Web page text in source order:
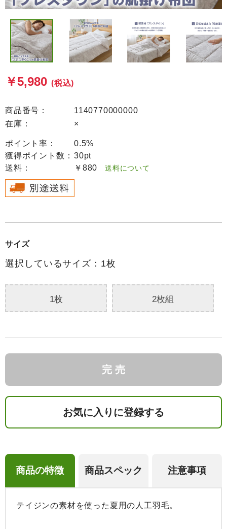
￥5,980 (税込)
商品番号：
1140770000000
在庫：
×
ポイント率：
0.5%
獲得ポイント数： 30pt
送料：
￥880 送料について
サイズ
選択しているサイズ：1枚
1枚 2枚組
完 売
お気に入りに登録する
商品の特徴 商品スペック 注意事項
テイジンの素材を使った夏用の人工羽毛。